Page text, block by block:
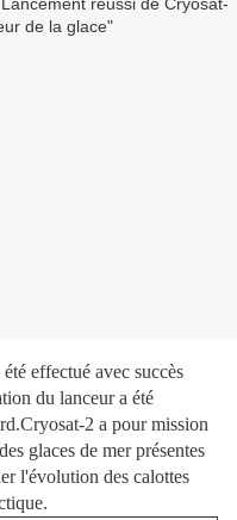
effectué avec succès
du lanceur a été
2 a pour mission
glaces de mer présentes
l'évolution des calottes